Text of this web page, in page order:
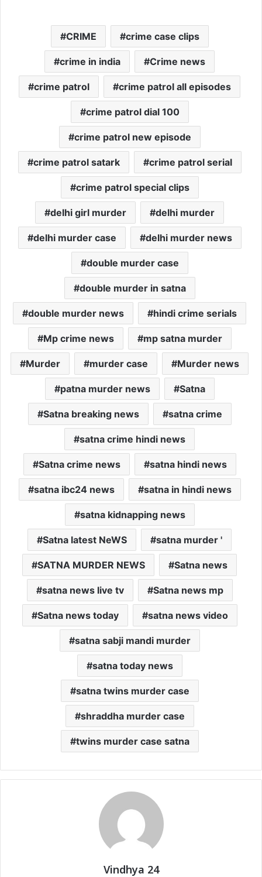
CRIME crime case clips
crime in india Crime news
crime patrol crime patrol all episodes
crime patrol dial 100
crime patrol new episode
crime patrol satark crime patrol serial
crime patrol special clips
delhi girl murder delhi murder
delhi murder case delhi murder news
double murder case
double murder in satna
double murder news hindi crime serials
Mp crime news mp satna murder
Murder murder case Murder news
patna murder news Satna
Satna breaking news satna crime
satna crime hindi news
Satna crime news satna hindi news
satna ibc24 news satna in hindi news
satna kidnapping news
Satna latest NeWS satna murder '
SATNA MURDER NEWS Satna news
satna news live tv Satna news mp
Satna news today satna news video
satna sabji mandi murder
satna today news
satna twins murder case
shraddha murder case
twins murder case satna
Vindhya 24